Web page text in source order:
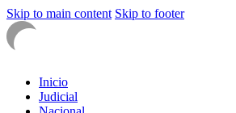
Skip to main content Skip to footer
Inicio
Judicial